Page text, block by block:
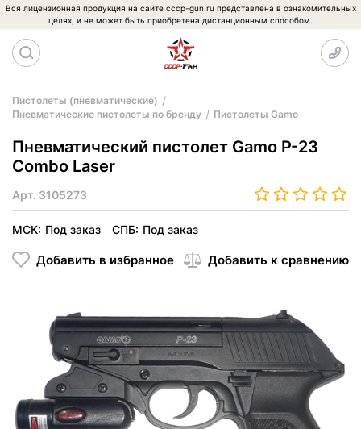
Вся лицензионная продукция на сайте cccp-gun.ru представлена в ознакомительных
целях, и не может быть приобретена дистанционным способом.
Пистолеты (пневматические)
Пневматические пистолеты по бренду
Пистолеты Gamo
Пневматический пистолет Gamo P-23
Combo Laser
Арт. 3105273
МСК: Под заказ СПБ: Под заказ
Добавить в избранное Добавить к сравнению